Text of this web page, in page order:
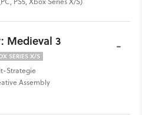
Medieval 3
SERIES X/S
Strategie
Assembly
-